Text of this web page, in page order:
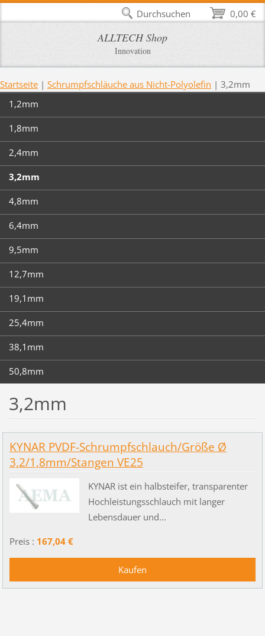
ALLTECH Shop
Innovation
Startseite | Schrumpfschläuche aus Nicht-Polyolefin | 3,2mm
1,2mm
1,8mm
2,4mm
3,2mm
4,8mm
6,4mm
9,5mm
12,7mm
19,1mm
25,4mm
38,1mm
50,8mm
3,2mm
KYNAR PVDF-Schrumpfschlauch/Größe Ø
3,2/1,8mm/Stangen VE25
KYNAR ist ein halbsteifer, transparenter
Hochleistungsschlauch mit langer
Lebensdauer und...
Preis : 167,04 €
0,00 €
Durchsuchen